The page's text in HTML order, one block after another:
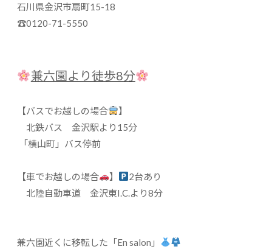
石川県金沢市扇町15-18
☎︎0120-71-5550
兼六園より徒歩8分
【バスでお越しの場合
】
北鉄バス 金沢駅より15分
「横山町」バス停前
【車でお越しの場合 】
2台あり
北陸自動車道 金沢東I.C.より8分
兼六園近くに移転した「En salon」